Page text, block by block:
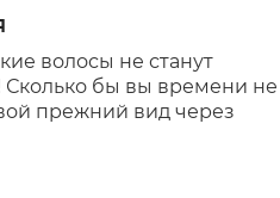
волосы не станут
Сколько бы вы времени не
прежний вид через